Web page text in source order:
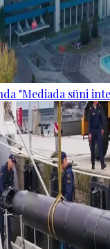
"Mediada süni